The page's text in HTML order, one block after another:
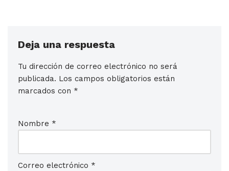
Deja una respuesta
Tu dirección de correo electrónico no será
publicada. Los campos obligatorios están
marcados con *
Nombre *
Correo electrónico *